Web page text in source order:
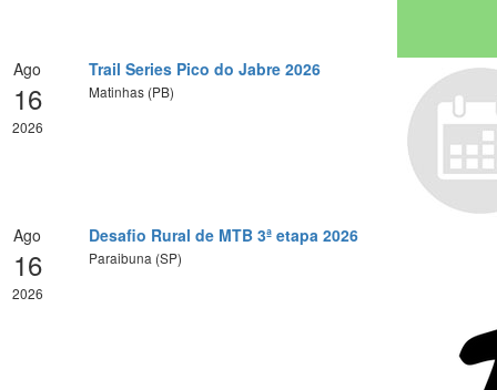
Ago
16
2026
Trail Series Pico do Jabre 2026
Matinhas (PB)
Ago
16
2026
Desafio Rural de MTB 3ª etapa 2026
Paraibuna (SP)